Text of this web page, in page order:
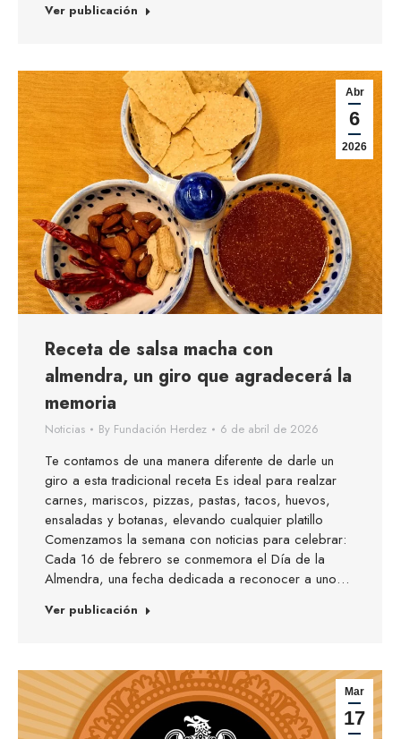
Ver publicación
Abr
6
2026
Receta de salsa macha con
almendra, un giro que agradecerá la
memoria
Noticias By Fundación Herdez 6 de abril de 2026
Te contamos de una manera diferente de darle un
giro a esta tradicional receta Es ideal para realzar
carnes, mariscos, pizzas, pastas, tacos, huevos,
ensaladas y botanas, elevando cualquier platillo
Comenzamos la semana con noticias para celebrar:
Cada 16 de febrero se conmemora el Día de la
Almendra, una fecha dedicada a reconocer a uno…
Ver publicación
Mar
17